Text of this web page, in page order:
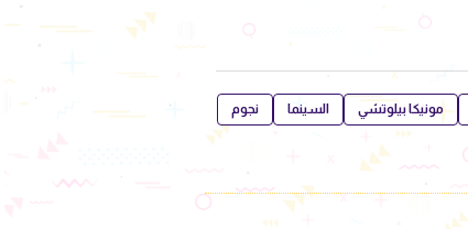
مونيكا بيلوتشي السينما نجوم